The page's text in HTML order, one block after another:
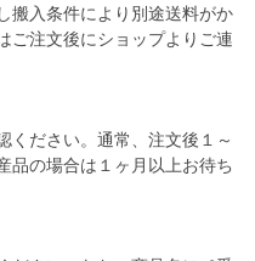
搬入条件により別途送料がか
ご注文後にショップよりご連
ください。通常、注文後１～
品の場合は１ヶ月以上お待ち